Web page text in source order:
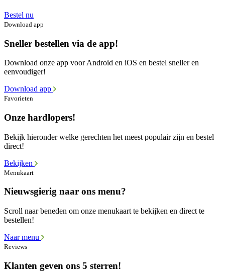
Bestel nu
Download app
Sneller bestellen via de app!
Download onze app voor Android en iOS en bestel sneller en
eenvoudiger!
Download app
Favorieten
Onze hardlopers!
Bekijk hieronder welke gerechten het meest populair zijn en bestel
direct!
Bekijken
Menukaart
Nieuwsgierig naar ons menu?
Scroll naar beneden om onze menukaart te bekijken en direct te
bestellen!
Naar menu
Reviews
Klanten geven ons 5 sterren!